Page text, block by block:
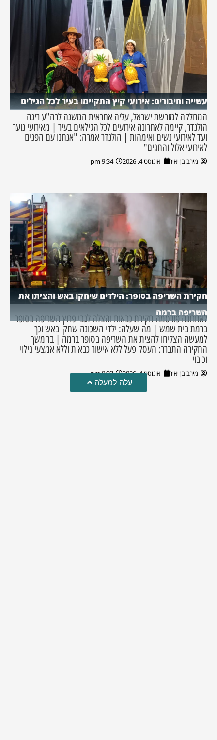
עשייה וחיבורים: אירועי קיץ התקיימו בעיר לכל הגילים
המחלקה למורשת ישראל, עליה אחראית המשנה לרה"ע רינה
הולנדר, קיימה לאחרונה אירועים לכל הגילאים בעיר | מאירועי נוער
ועד לאירועי נשים ואימהות | הולנדר אמרה: "אנחנו עם הפנים
לאירועי אלול והחגים"
מירב בן יאיר אוגוסט 4, 2026 9:34 pm
חקירת השריפה בסופר: הילדים שיחקו באש והציתו את
השריפה ברמה
לאחרונה פורסמה חקירת כבאות והצלה לגבי פרוץ השריפה בסופר
ברמת בית שמש | מה שעלה: ילדי השכונה שחקו באש וכך
למעשה הצליחו להצית את השריפה בסופר ברמה | בהמשך
החקירה התברר: העסק פעל ללא אישור כבאות וללא אמצעי גילוי
וכיבוי
מירב בן יאיר אוגוסט 4, 2026 9:33 pm
עלה למעלה